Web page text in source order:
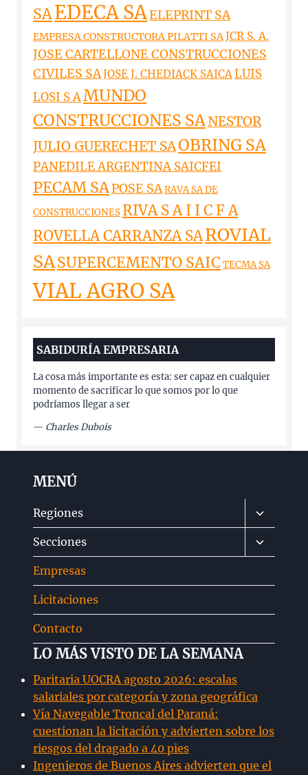
SAEDECA SAELEPRINT SA
EMPRESA CONSTRUCTORA PILATTI SAJCR S. A.
JOSE CARTELLONE CONSTRUCCIONES
CIVILES SAJOSE J. CHEDIACK SAICALUIS
LOSI S AMUNDO
CONSTRUCCIONES SANESTOR
JULIO GUERECHET SAOBRING SA
PANEDILE ARGENTINA SAICFEI
PECAM SAPOSE SARAVA SA DE
CONSTRUCCIONES RIVA S A I I C F A
ROVELLA CARRANZA SAROVIAL
SASUPERCEMENTO SAIC TECMA SA
VIAL AGRO SA
SABIDURÍA EMPRESARIA
La cosa más importante es esta: ser capaz en cualquier
momento de sacrificar lo que somos por lo que
podríamos llegar a ser
— Charles Dubois
MENÚ
Regiones
Alternar
menú
hijo
Secciones
Alternar
menú
Empresas
Licitaciones
Contacto
LO MÁS VISTO DE LA SEMANA
Paritaria UOCRA agosto 2026: escalas
salariales por categoría y zona geográfica
Vía Navegable Troncal del Paraná:
cuestionan la licitación y advierten sobre los
riesgos del dragado a 40 pies
Ingenieros de Buenos Aires advierten que el